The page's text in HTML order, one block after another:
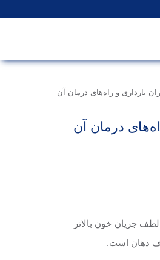
بارداری و راه‌های درمان آن
درمان آن
جریان خون بالاتر
دهان است.